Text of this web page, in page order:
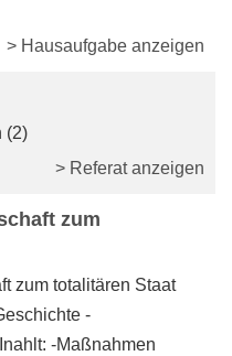
> Hausaufgabe anzeigen
(2)
> Referat anzeigen
zum
zum totalitären Staat
-
-Maßnahmen